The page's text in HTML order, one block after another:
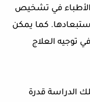
في تشخيص
كما يمكن
توجيه العلاج
الدراسة قدرة